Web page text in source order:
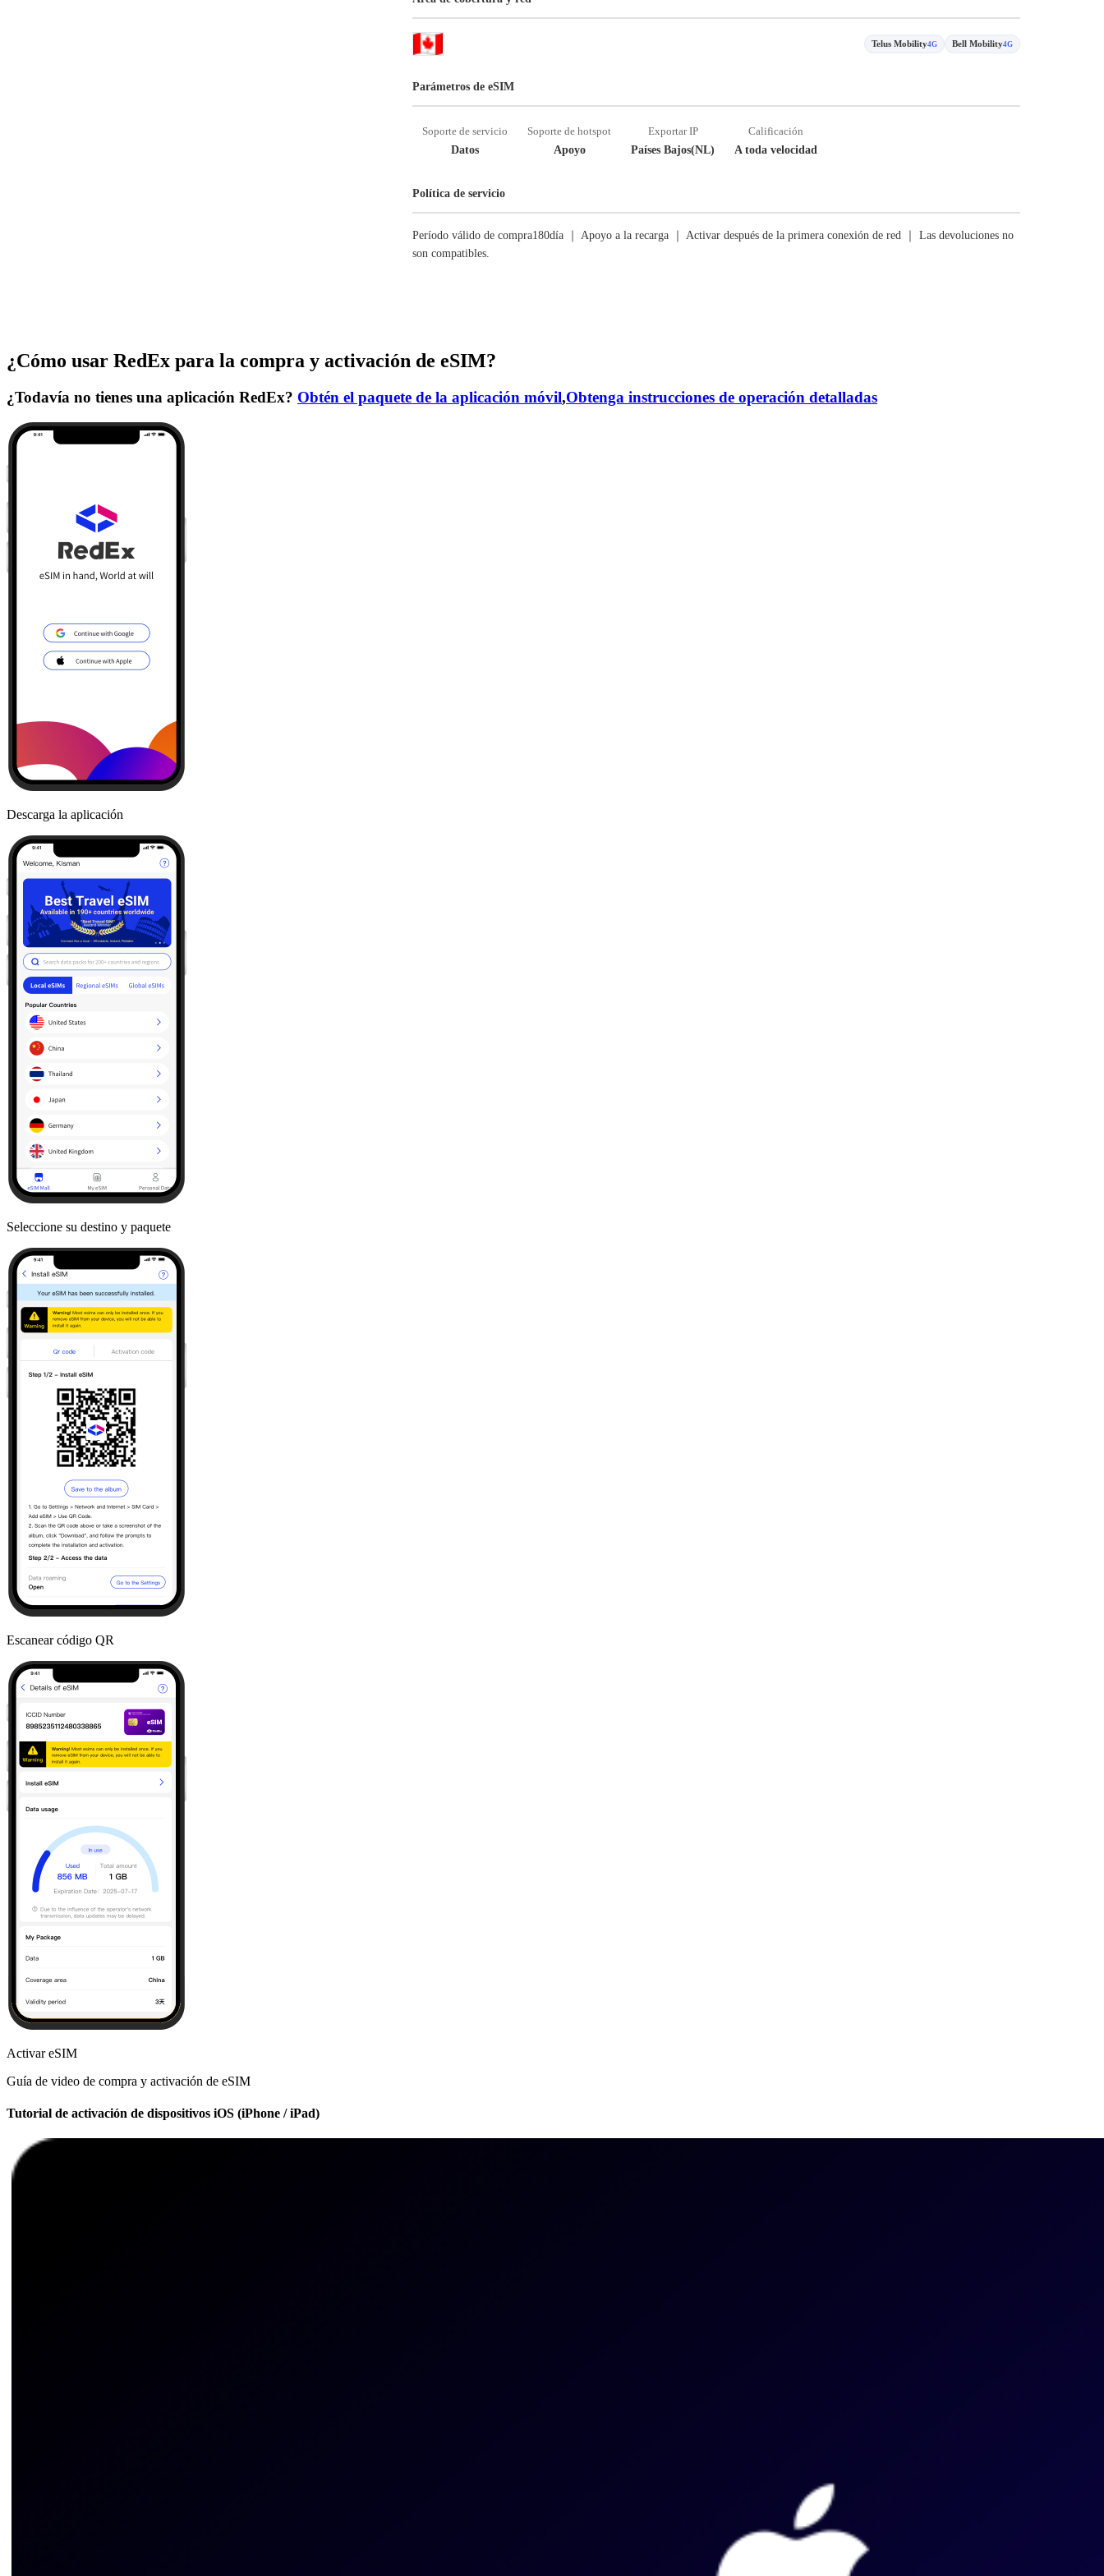
Telus Mobility4G Bell Mobility4G
Parámetros de eSIM
Soporte de servicio
Datos
Soporte de hotspot
Apoyo
Exportar IP
Países Bajos(NL)
Calificación
A toda velocidad
Política de servicio
Período válido de compra180día ｜ Apoyo a la recarga ｜ Activar después de la primera conexión de red ｜ Las devoluciones no
son compatibles.
¿Cómo usar RedEx para la compra y activación de eSIM?
¿Todavía no tienes una aplicación RedEx? Obtén el paquete de la aplicación móvil,Obtenga instrucciones de operación detalladas
Descarga la aplicación
Seleccione su destino y paquete
Escanear código QR
Activar eSIM
Guía de video de compra y activación de eSIM
Tutorial de activación de dispositivos iOS (iPhone / iPad)